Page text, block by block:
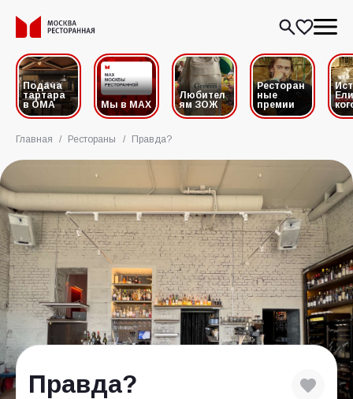
Подача
тартара
в ОМА
Мы в MAX
Любител
ям ЗОЖ
Ресторан
ные
премии
Главная / Рестораны / Правда?
Правда?